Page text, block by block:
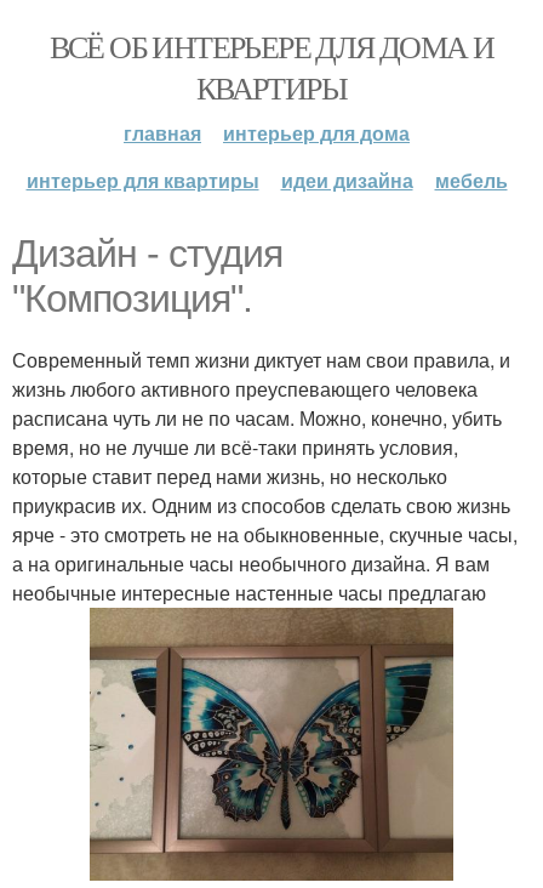
ВСЁ ОБ ИНТЕРЬЕРЕ ДЛЯ ДОМА И
КВАРТИРЫ
главная
интерьер для дома
интерьер для квартиры
идеи дизайна мебель
Дизайн - студия
"Композиция".
Современный темп жизни диктует нам свои правила, и
жизнь любого активного преуспевающего человека
расписана чуть ли не по часам. Можно, конечно, убить
время, но не лучше ли всё-таки принять условия,
которые ставит перед нами жизнь, но несколько
приукрасив их. Одним из способов сделать свою жизнь
ярче - это смотреть не на обыкновенные, скучные часы,
а на оригинальные часы необычного дизайна. Я вам
необычные интересные настенные часы предлагаю